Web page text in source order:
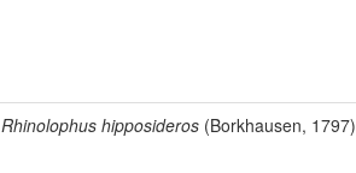
Rhinolophus hipposideros (Borkhausen, 1797)